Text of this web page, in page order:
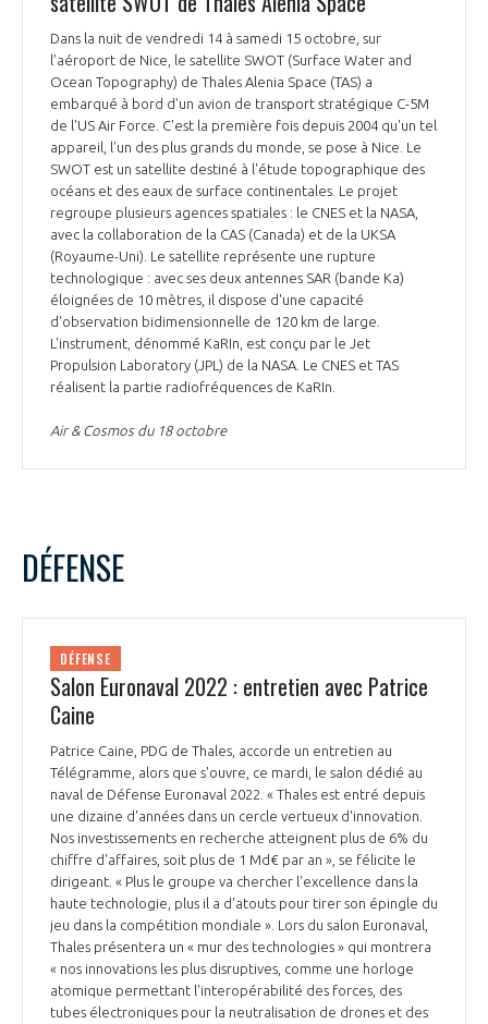
Dans la nuit de vendredi 14 à samedi 15 octobre, sur
l’aéroport de Nice, le satellite SWOT (Surface Water and
Ocean Topography) de Thales Alenia Space (TAS) a
embarqué à bord d’un avion de transport stratégique C-5M
de l'US Air Force. C'est la première fois depuis 2004 qu'un tel
appareil, l'un des plus grands du monde, se pose à Nice. Le
SWOT est un satellite destiné à l'étude topographique des
océans et des eaux de surface continentales. Le projet
regroupe plusieurs agences spatiales : le CNES et la NASA,
avec la collaboration de la CAS (Canada) et de la UKSA
(Royaume-Uni). Le satellite représente une rupture
technologique : avec ses deux antennes SAR (bande Ka)
éloignées de 10 mètres, il dispose d'une capacité
d'observation bidimensionnelle de 120 km de large.
L'instrument, dénommé KaRIn, est conçu par le Jet
Propulsion Laboratory (JPL) de la NASA. Le CNES et TAS
réalisent la partie radiofréquences de KaRIn.
Air & Cosmos du 18 octobre
DÉFENSE
DÉFENSE
Salon Euronaval 2022 : entretien avec Patrice
Caine
Patrice Caine, PDG de Thales, accorde un entretien au
Télégramme, alors que s'ouvre, ce mardi, le salon dédié au
naval de Défense Euronaval 2022. « Thales est entré depuis
une dizaine d'années dans un cercle vertueux d'innovation.
Nos investissements en recherche atteignent plus de 6% du
chiffre d'affaires, soit plus de 1 Md€ par an », se félicite le
dirigeant. « Plus le groupe va chercher l'excellence dans la
haute technologie, plus il a d'atouts pour tirer son épingle du
jeu dans la compétition mondiale ». Lors du salon Euronaval,
Thales présentera un « mur des technologies » qui montrera
« nos innovations les plus disruptives, comme une horloge
atomique permettant l'interopérabilité des forces, des
tubes électroniques pour la neutralisation de drones et des